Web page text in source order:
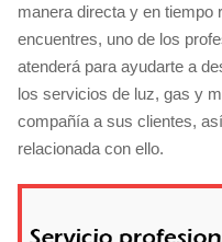
manera directa y en tiempo
encuentres, uno de los
atenderá para ayudarte a
los servicios de luz, gas y
compañía a sus clientes,
relacionada con ello.